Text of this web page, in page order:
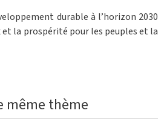
durable à l’horizon 2030
et la prospérité pour les peuples et la
même thème